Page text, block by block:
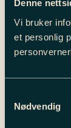
Denne
Vi bruker
et personlig
Nødvendig